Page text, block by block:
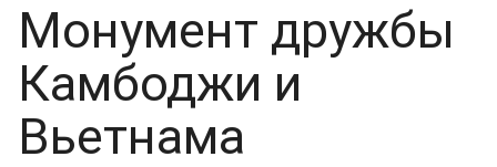
Монумент дружбы
Камбоджи и
Вьетнама